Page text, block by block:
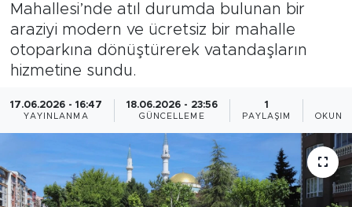
Mahallesi’nde atıl durumda bulunan bir
araziyi modern ve ücretsiz bir mahalle
otoparkına dönüştürerek vatandaşların
hizmetine sundu.
17.06.2026 - 16:47
YAYINLANMA
18.06.2026 - 23:56
GÜNCELLEME
1
PAYLAŞIM
Sanat
Bölge
Teknoloji
Magazin
Dünya